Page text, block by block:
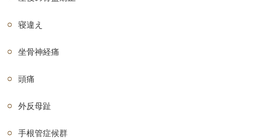
寝違え
坐骨神経痛
頭痛
外反母趾
手根管症候群